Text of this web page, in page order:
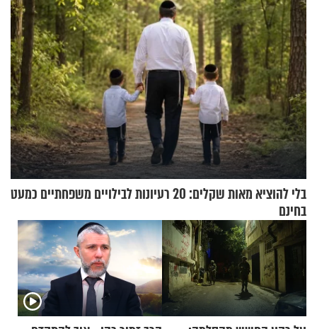
בלי להוציא מאות שקלים: 20 רעיונות לבילויים משפחתיים כמעט
בחינם